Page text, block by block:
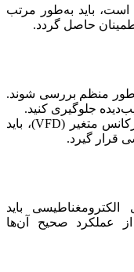
است، باید به‌طور مرتب
حاصل گردد.
منظم بررسی شوند.
جلوگیری کنید.
در صورت استفاده از درایورهای فرکانس متغیر (VFD)، باید
قرار گیرد.
باید
عملکرد صحیح آن‌ها